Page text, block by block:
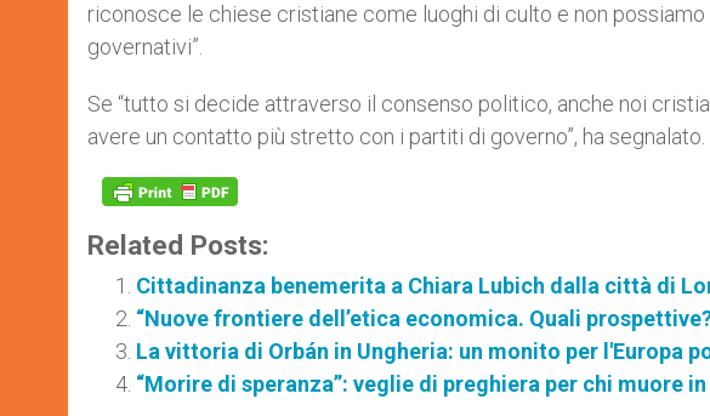
riconosce le chiese cristiane come luoghi di culto e non
governativi”.
Se “tutto si decide attraverso il consenso politico, anche noi
avere un contatto più stretto con i partiti di governo”, ha segnalato.
Related Posts:
Cittadinanza benemerita a Chiara Lubich dalla città di
“Nuove frontiere dell’etica economica. Quali
La vittoria di Orbán in Ungheria: un monito per l'Europa
“Morire di speranza”: veglie di preghiera per chi muore